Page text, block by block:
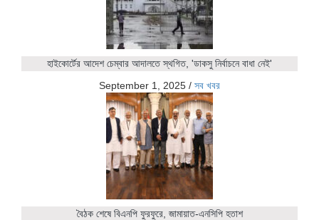
হাইকোর্টের আদেশ চেম্বার আদালতে স্থগিত, 'ডাকসু নির্বাচনে বাধা নেই'
September 1, 2025 / সব খবর
বৈঠক শেষে বিএনপি ফুরফুরে, জামায়াত-এনসিপি হতাশ